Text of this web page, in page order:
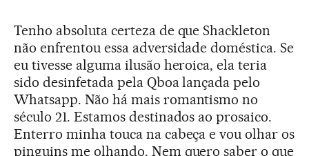
Tenho absoluta certeza de que Shackleton
não enfrentou essa adversidade doméstica. Se
eu tivesse alguma ilusão heroica, ela teria
sido desinfetada pela Qboa lançada pelo
Whatsapp. Não há mais romantismo no
século 21. Estamos destinados ao prosaico.
Enterro minha touca na cabeça e vou olhar os
pinguins me olhando. Nem quero saber o que